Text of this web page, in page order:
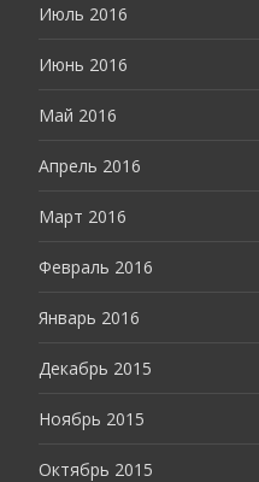
Июль 2016
Июнь 2016
Май 2016
Апрель 2016
Март 2016
Февраль 2016
Январь 2016
Декабрь 2015
Ноябрь 2015
Октябрь 2015